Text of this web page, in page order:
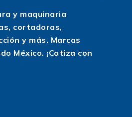
y maquinaria
cortadoras,
y más. Marcas
México. ¡Cotiza con